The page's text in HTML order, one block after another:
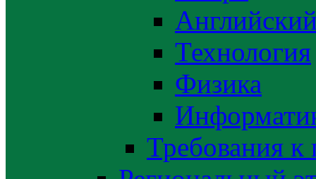
Технология
Физика
Требования